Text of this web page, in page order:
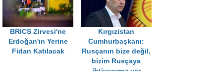
BRICS Zirvesi'ne
Erdoğan'ın Yerine
Fidan Katılacak
Kırgızistan
Cumhurbaşkanı:
Rusçanın bize değil,
bizim Rusçaya
ihtiyacımız var